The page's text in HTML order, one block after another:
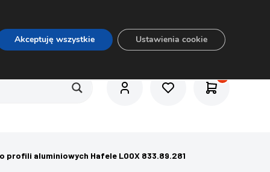
profili aluminiowych Hafele LOOX 833.89.281
Akceptuję wszystkie Ustawienia cookie